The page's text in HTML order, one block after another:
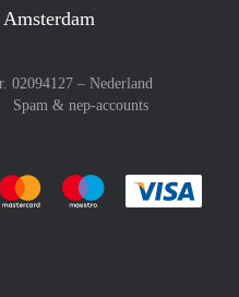
02094127 – Nederland
Spam & nep-accounts
rekent gemakkelijk af met Paypal
Je rekent gemakkelijk af met
Je rekent